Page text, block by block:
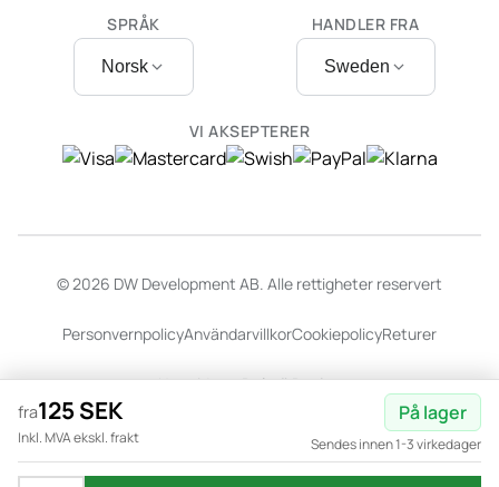
fra125 SEK
Inkl. MVA ekskl. frakt
På lager
Sendes innen 1-3 virkedager
SPRÅK
Norsk
VI AKSEPTERER
HANDLER FRA
Sweden
© 2026 DW Development AB. Alle rettigheter reservert
PersonvernpolicyAnvändarvillkorCookiepolicyReturer
Nettside avDalarö Design